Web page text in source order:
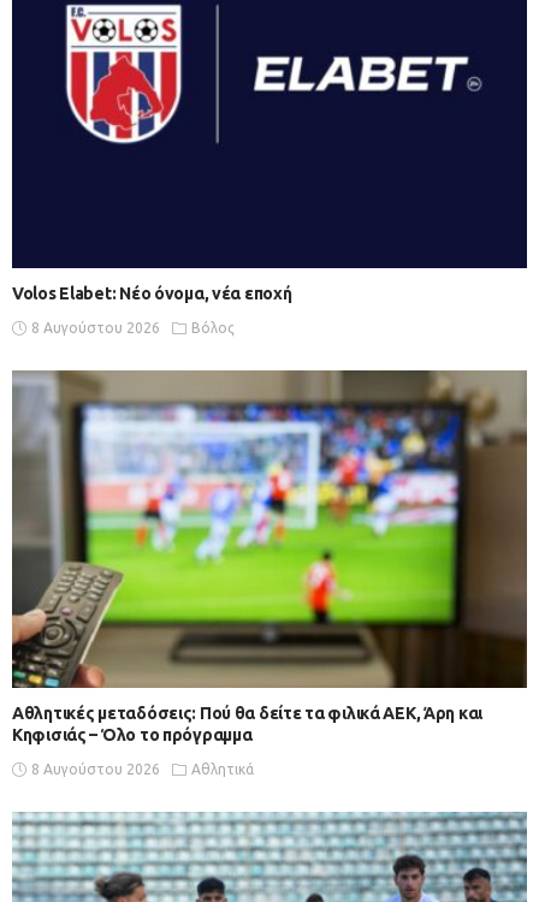
Volos Elabet: Νέο όνομα, νέα εποχή
8 Αυγούστου 2026 Βόλος
Αθλητικές μεταδόσεις: Πού θα δείτε τα φιλικά ΑΕΚ, Άρη και
Κηφισιάς – Όλο το πρόγραμμα
8 Αυγούστου 2026 Αθλητικά